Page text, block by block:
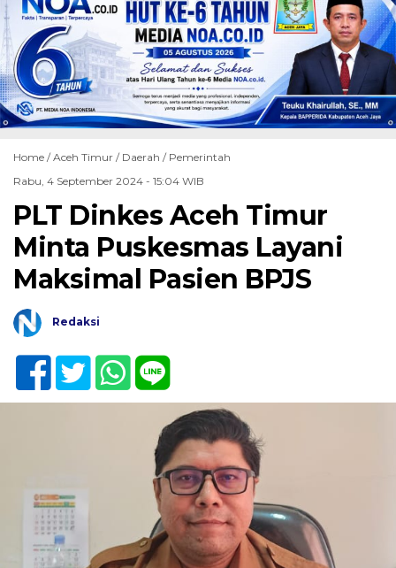
Home /Aceh Timur / Daerah / Pemerintah
Rabu, 4 September 2024 - 15:04 WIB
PLT Dinkes Aceh Timur
Minta Puskesmas Layani
Maksimal Pasien BPJS
Redaksi